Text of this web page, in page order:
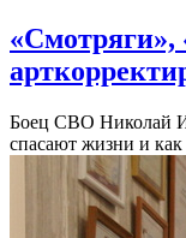
«Смотряги»,
Боец СВО Николай
спасают жизни и